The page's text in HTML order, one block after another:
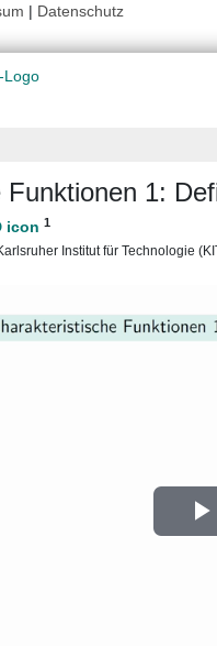
| Datenschutz
1:
1
Institut für Technologie